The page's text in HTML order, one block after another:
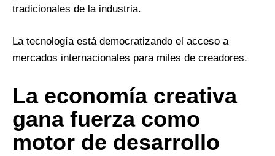
tradicionales de la industria.
La tecnología está democratizando el acceso a
mercados internacionales para miles de creadores.
La economía creativa
gana fuerza como
motor de desarrollo